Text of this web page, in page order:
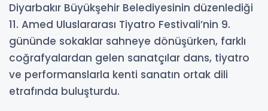
Diyarbakır Büyükşehir Belediyesinin düzenlediği
11. Amed Uluslararası Tiyatro Festivali’nin 9.
gününde sokaklar sahneye dönüşürken, farklı
coğrafyalardan gelen sanatçılar dans, tiyatro
ve performanslarla kenti sanatın ortak dili
etrafında buluşturdu.